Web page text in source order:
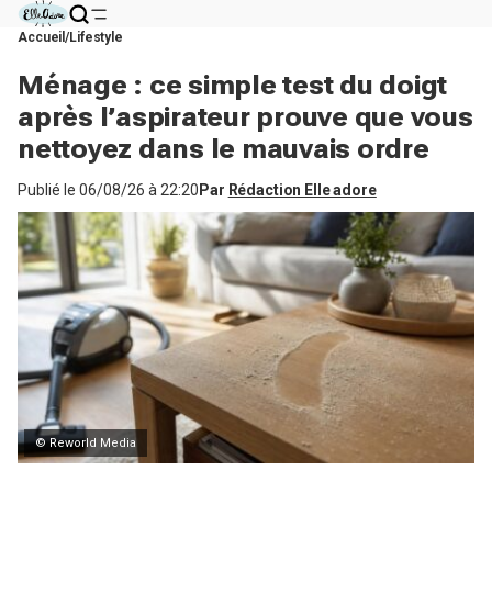
Accueil Lifestyle
Ménage : ce simple test du doigt
après l’aspirateur prouve que vous
nettoyez dans le mauvais ordre
Publié le 06/08/26 à 22:20 Par Rédaction Elle adore
© Reworld Media